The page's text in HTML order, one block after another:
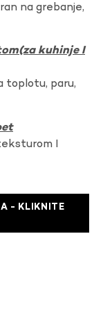
na grebanje,
kuhinje I
toplotu, paru,
I
- KLIKNITE